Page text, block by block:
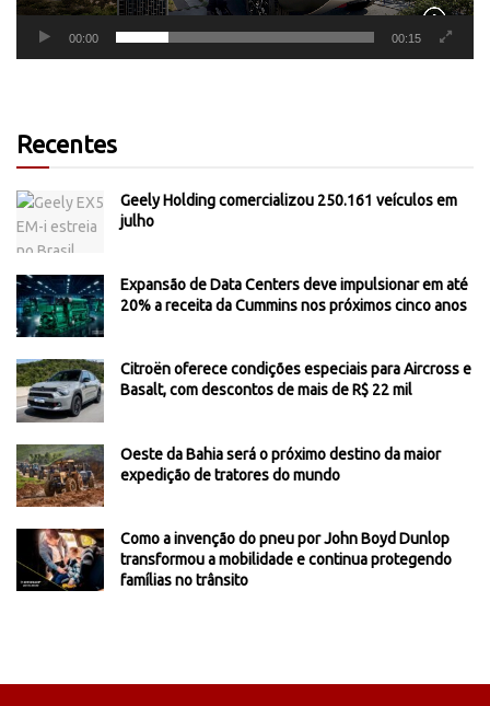
00:00 00:15
Recentes
Geely Holding comercializou 250.161 veículos em
julho
Expansão de Data Centers deve impulsionar em até
20% a receita da Cummins nos próximos cinco anos
Citroën oferece condições especiais para Aircross e
Basalt, com descontos de mais de R$ 22 mil
Oeste da Bahia será o próximo destino da maior
expedição de tratores do mundo
Como a invenção do pneu por John Boyd Dunlop
transformou a mobilidade e continua protegendo
famílias no trânsito